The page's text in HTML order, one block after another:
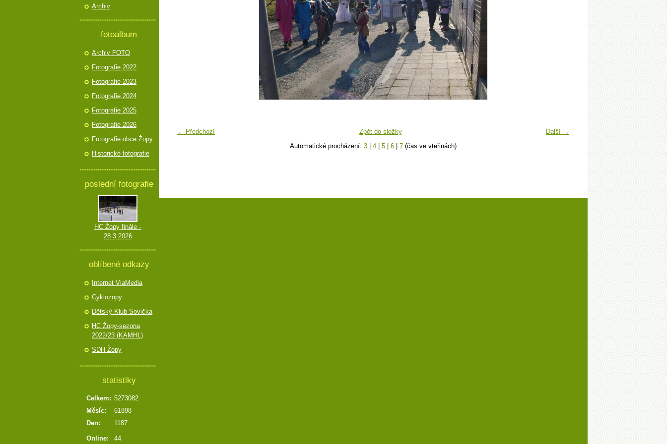
← Předchozí Další →
Zpět do složky
Automatické procházení: 3 4 5 6 7 (čas ve vteřinách)
Archiv
fotoalbum
Archiv FOTO
Fotografie 2022
Fotografie 2023
Fotografie 2024
Fotografie 2025
Fotografie 2026
Fotografie obce Žopy
Historické fotografie
poslední fotografie
HC Žopy finále -
28.3.2026
oblíbené odkazy
Internet ViaMedia
Cyklozopy
Dětský Klub Sovička
HC Žopy-sezona
2022/23 (KAMHL)
SDH Žopy
statistiky
Online: 44
Celkem: 5273082
Měsíc:
61898
Den:
1187